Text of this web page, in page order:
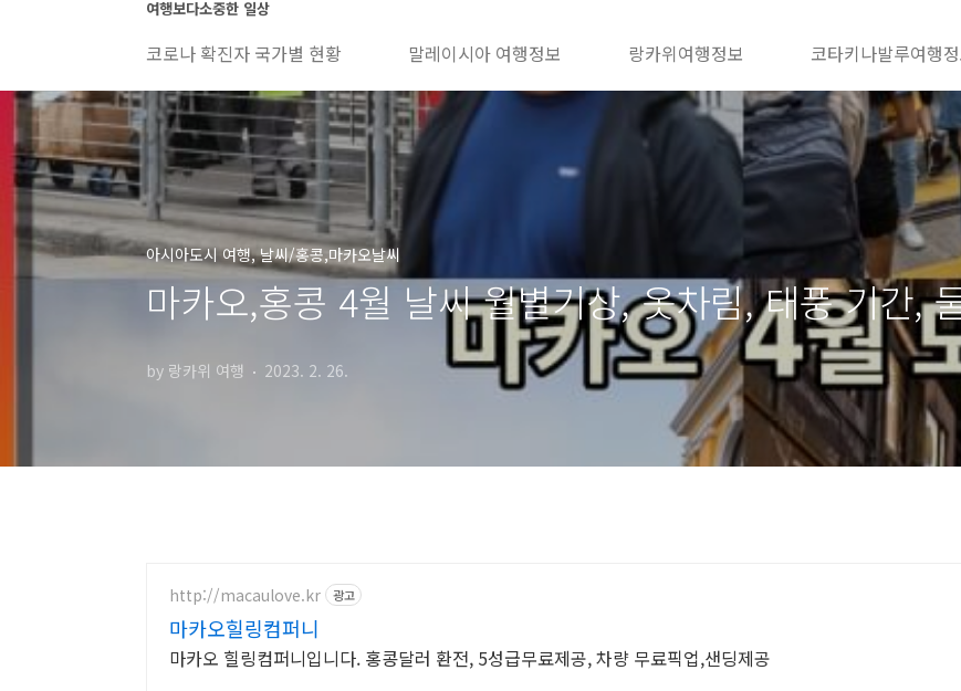
여행보다소중한 일상
코로나 확진자 국가별 현황 말레이시아 여행정보 랑카위여행정보 코타키나발루여행
아시아도시 여행, 날씨/홍콩,마카오날씨
마카오,홍콩 4월 날씨 월별기상, 옷차림, 태풍 기간,
by 랑카위 여행 2023. 2. 26.
http://macaulove.kr 광고
마카오힐링컴퍼니
마카오 힐링컴퍼니입니다. 홍콩달러 환전, 5성급무료제공, 차량 무료픽업,샌딩제공